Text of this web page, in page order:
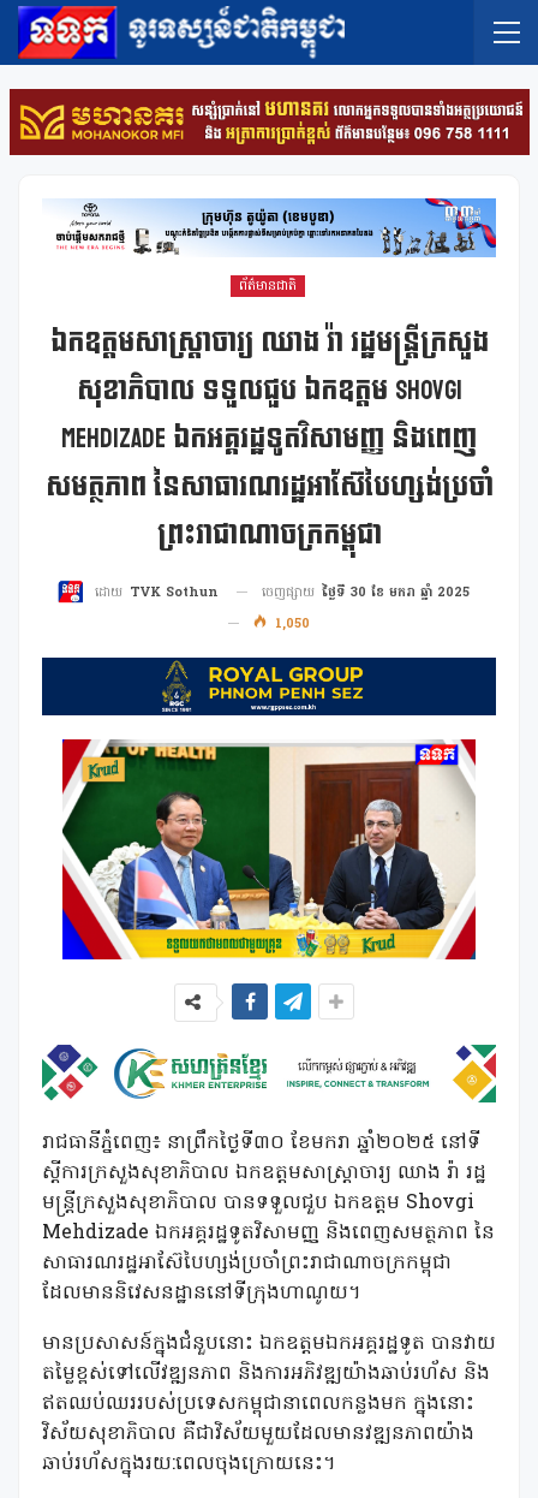
ព័ត៌មានជាតិ
ឯកឧត្តមសាស្ត្រាចារ្យ ឈាង រ៉ា រដ្ឋមន្ត្រីក្រសួង
សុខាភិបាល ទទួលជួប ឯកឧត្តម Shovgi
Mehdizade ឯកអគ្គរដ្ឋទូតវិសាមញ្ញ និងពេញ
សមត្ថភាព នៃសាធារណរដ្ឋអាស៊ែបៃហ្សង់ប្រចាំ
ព្រះរាជាណាចក្រកម្ពុជា
ដោយ TVK Sothun ចេញផ្សាយ ថ្ងៃទី 30 ខែ មករា ឆ្នាំ 2025
1,050
រាជធានីភ្នំពេញ៖ នាព្រឹកថ្ងៃទី៣០ ខែមករា ឆ្នាំ២០២៥ នៅទី
ស្តីការក្រសួងសុខាភិបាល ឯកឧត្តមសាស្ត្រាចារ្យ ឈាង រ៉ា រដ្ឋ
មន្ត្រីក្រសួងសុខាភិបាល បានទទួលជួប ឯកឧត្តម Shovgi
Mehdizade ឯកអគ្គរដ្ឋទូតវិសាមញ្ញ និងពេញសមត្ថភាព នៃ
សាធារណរដ្ឋអាស៊ែបៃហ្សង់ប្រចាំព្រះរាជាណាចក្រកម្ពុជា
ដែលមាននិវេសនដ្ឋាននៅទីក្រុងហាណូយ។
មានប្រសាសន៍ក្នុងជំនួបនោះ ឯកឧត្តមឯកអគ្គរដ្ឋទូត បានវាយ
តម្លៃខ្ពស់ទៅលើវឌ្ឍនភាព និងការអភិវឌ្ឍយ៉ាងឆាប់រហ័ស និង
ឥតឈប់ឈររបស់ប្រទេសកម្ពុជានាពេលកន្លងមក ក្នុងនោះ
វិស័យសុខាភិបាល គឺជាវិស័យមួយដែលមានវឌ្ឍនភាពយ៉ាង
ឆាប់រហ័សក្នុងរយ:ពេលចុងក្រោយនេះ។